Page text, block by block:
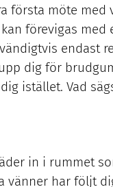
första möte med
förevigas med
endast
dig för
istället. Vad
in i rummet
vänner har följt